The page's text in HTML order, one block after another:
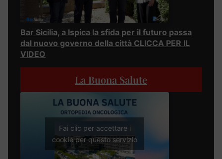
Bar Sicilia, a Ispica la sfida per il futuro passa
dal nuovo governo della città CLICCA PER IL
VIDEO
La Buona Salute
Fai clic per accettare i
cookie per questo servizio